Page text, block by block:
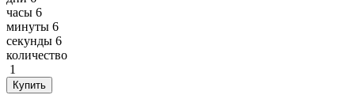
часы 6
минуты 6
секунды 6
количество
1